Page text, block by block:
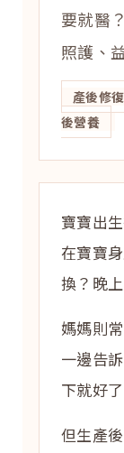
要就醫
照護、
產後修復
後營養
寶寶出
在寶寶
換？晚
媽媽則
一邊告
下就好了
但生產